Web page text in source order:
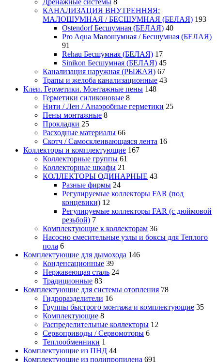
КАНАЛИЗАЦИЯ ВНУТРЕННЯЯ:
МАЛОШУМНАЯ / БЕСШУМНАЯ (БЕЛАЯ) 193
Ostendorf Бесшумная (БЕЛАЯ) 40
Pro Aqua Малошумная / Бесшумная (БЕЛАЯ)
91
Rehau Бесшумная (БЕЛАЯ) 17
Sinikon Бесшумная (БЕЛАЯ) 45
Канализация наружная (РЫЖАЯ) 67
Трапы и желоба канализационные 43
Клеи. Герметики. Монтажные пены 148
Герметики силиконовые 8
Нити / Лен / Анаэробные герметики 25
Пены монтажные 8
Прокладки 25
Расходные материалы 66
Скотч / Самосклеивающаяся лента 16
Коллекторы и комплектующие 167
Коллекторные группы 61
Коллекторные шкафы 21
КОЛЛЕКТОРЫ ОДИНАРНЫЕ 43
Разные фирмы 24
Регулируемые коллекторы FAR (под
концевики) 12
Регулируемые коллекторы FAR (с дюймовой
резьбой) 7
Комплектующие к коллекторам 36
Насосно смесительные узлы и боксы для Теплого
пола 6
Комплектующие для дымохода 146
Конденсационные 39
Нержавеющая сталь 24
Традиционные 83
Комплектующие для системы отопления 78
Гидроразделители 16
Группы быстрого монтажа и комплектующие 35
Комплектующие 8
Распределительные коллекторы 12
Сервоприводы / Сервомоторы 6
Теплообменники 1
Комплектующие из ПНД 44
Комплектующие из полипропилена 691